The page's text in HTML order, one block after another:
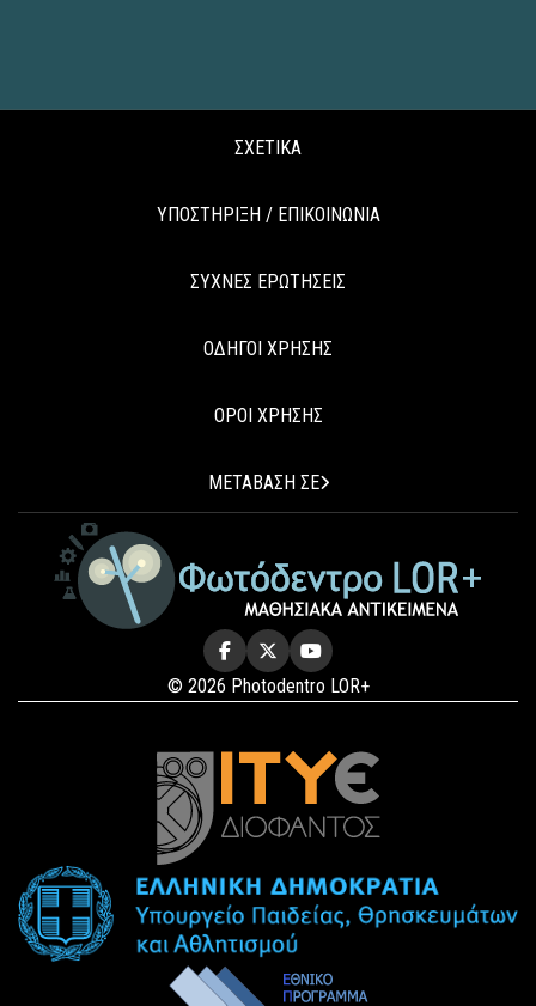
ΣΧΕΤΙΚΑ
ΥΠΟΣΤΗΡΙΞΗ / ΕΠΙΚΟΙΝΩΝΙΑ
ΣΥΧΝΕΣ ΕΡΩΤΗΣΕΙΣ
ΟΔΗΓΟΙ ΧΡΗΣΗΣ
ΟΡΟΙ ΧΡΗΣΗΣ
ΜΕΤΑΒΑΣΗ ΣΕ
© 2026 Photodentro LOR+